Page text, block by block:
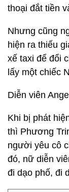
thoại đắt tiền
Nhưng cũng
hiện ra thiếu
xế taxi để đổi
lấy một chiếc
Diễn viên
Khi bị phát
thì Phương
người yêu cô
đó, nữ diễn
đi dạo phố, đi